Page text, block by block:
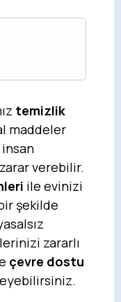
temizlik
maddeler
verebilir.
ile evinizi
şekilde
zararlı
çevre dostu